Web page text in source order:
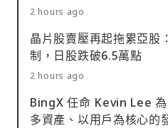
2 hours ago
晶片股賣壓再起拖累亞股
制，日股跌破6.5萬點
2 hours ago
BingX 任命 Kevin Lee
多資產、以用戶為核心的